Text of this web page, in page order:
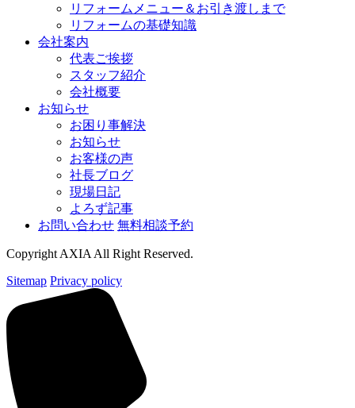
リフォームメニュー＆お引き渡しまで
リフォームの基礎知識
会社案内
代表ご挨拶
スタッフ紹介
会社概要
お知らせ
お困り事解決
お知らせ
お客様の声
社長ブログ
現場日記
よろず記事
お問い合わせ 無料相談予約
Copyright AXIA All Right Reserved.
Sitemap Privacy policy